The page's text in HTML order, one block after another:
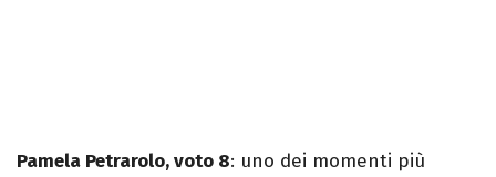
Pamela Petrarolo, voto 8: uno dei momenti più